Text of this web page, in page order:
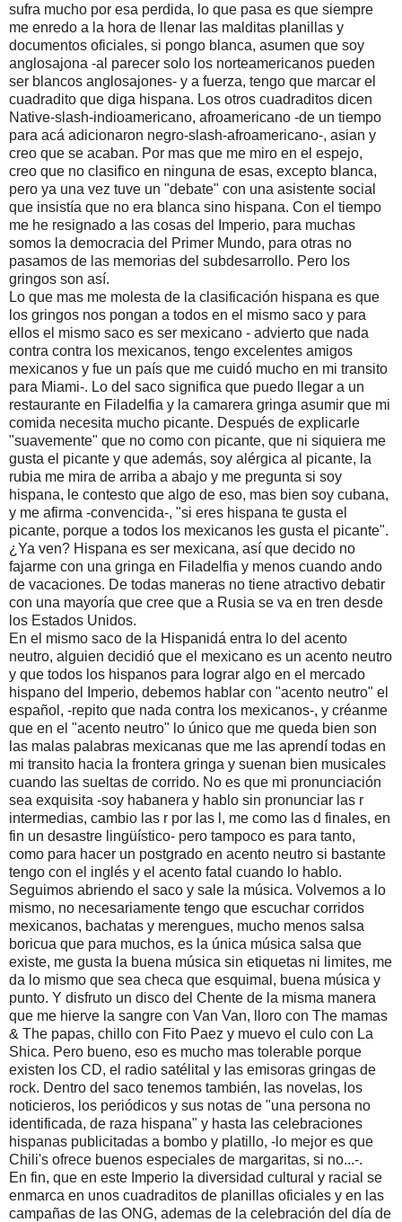
sufra mucho por esa perdida, lo que pasa es que siempre
me enredo a la hora de llenar las malditas planillas y
documentos oficiales, si pongo blanca, asumen que soy
anglosajona -al parecer solo los norteamericanos pueden
ser blancos anglosajones- y a fuerza, tengo que marcar el
cuadradito que diga hispana. Los otros cuadraditos dicen
Native-slash-indioamericano, afroamericano -de un tiempo
para acá adicionaron negro-slash-afroamericano-, asian y
creo que se acaban. Por mas que me miro en el espejo,
creo que no clasifico en ninguna de esas, excepto blanca,
pero ya una vez tuve un "debate" con una asistente social
que insistía que no era blanca sino hispana. Con el tiempo
me he resignado a las cosas del Imperio, para muchas
somos la democracia del Primer Mundo, para otras no
pasamos de las memorias del subdesarrollo. Pero los
gringos son así.
Lo que mas me molesta de la clasificación hispana es que
los gringos nos pongan a todos en el mismo saco y para
ellos el mismo saco es ser mexicano - advierto que nada
contra contra los mexicanos, tengo excelentes amigos
mexicanos y fue un país que me cuidó mucho en mi transito
para Miami-. Lo del saco significa que puedo llegar a un
restaurante en Filadelfia y la camarera gringa asumir que mi
comida necesita mucho picante. Después de explicarle
"suavemente" que no como con picante, que ni siquiera me
gusta el picante y que además, soy alérgica al picante, la
rubia me mira de arriba a abajo y me pregunta si soy
hispana, le contesto que algo de eso, mas bien soy cubana,
y me afirma -convencida-, "si eres hispana te gusta el
picante, porque a todos los mexicanos les gusta el picante".
¿Ya ven? Hispana es ser mexicana, así que decido no
fajarme con una gringa en Filadelfia y menos cuando ando
de vacaciones. De todas maneras no tiene atractivo debatir
con una mayoría que cree que a Rusia se va en tren desde
los Estados Unidos.
En el mismo saco de la Hispanidá entra lo del acento
neutro, alguien decidió que el mexicano es un acento neutro
y que todos los hispanos para lograr algo en el mercado
hispano del Imperio, debemos hablar con "acento neutro" el
español, -repito que nada contra los mexicanos-, y créanme
que en el "acento neutro" lo único que me queda bien son
las malas palabras mexicanas que me las aprendí todas en
mi transito hacia la frontera gringa y suenan bien musicales
cuando las sueltas de corrido. No es que mi pronunciación
sea exquisita -soy habanera y hablo sin pronunciar las r
intermedias, cambio las r por las l, me como las d finales, en
fin un desastre lingüístico- pero tampoco es para tanto,
como para hacer un postgrado en acento neutro si bastante
tengo con el inglés y el acento fatal cuando lo hablo.
Seguimos abriendo el saco y sale la música. Volvemos a lo
mismo, no necesariamente tengo que escuchar corridos
mexicanos, bachatas y merengues, mucho menos salsa
boricua que para muchos, es la única música salsa que
existe, me gusta la buena música sin etiquetas ni limites, me
da lo mismo que sea checa que esquimal, buena música y
punto. Y disfruto un disco del Chente de la misma manera
que me hierve la sangre con Van Van, lloro con The mamas
& The papas, chillo con Fito Paez y muevo el culo con La
Shica. Pero bueno, eso es mucho mas tolerable porque
existen los CD, el radio satélital y las emisoras gringas de
rock. Dentro del saco tenemos también, las novelas, los
noticieros, los periódicos y sus notas de "una persona no
identificada, de raza hispana" y hasta las celebraciones
hispanas publicitadas a bombo y platillo, -lo mejor es que
Chili's ofrece buenos especiales de margaritas, si no...-.
En fin, que en este Imperio la diversidad cultural y racial se
enmarca en unos cuadraditos de planillas oficiales y en las
campañas de las ONG, ademas de la celebración del día de